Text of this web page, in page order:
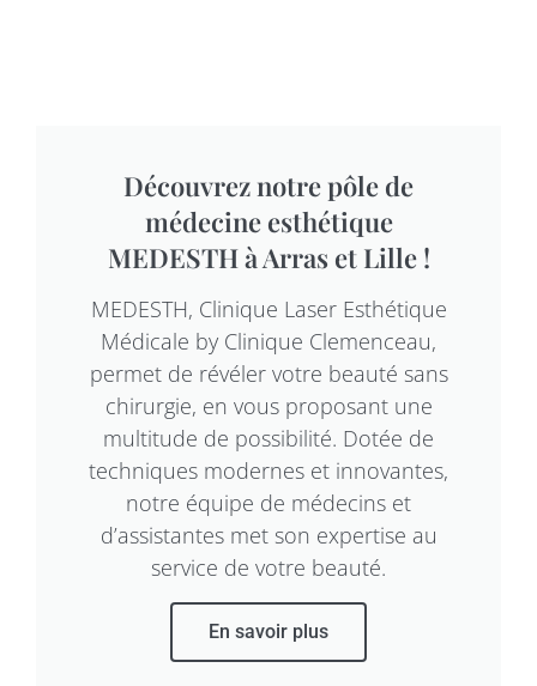
Découvrez notre pôle de
médecine esthétique
MEDESTH à Arras et Lille !
MEDESTH, Clinique Laser Esthétique
Médicale by Clinique Clemenceau,
permet de révéler votre beauté sans
chirurgie, en vous proposant une
multitude de possibilité. Dotée de
techniques modernes et innovantes,
notre équipe de médecins et
d’assistantes met son expertise au
service de votre beauté.
En savoir plus